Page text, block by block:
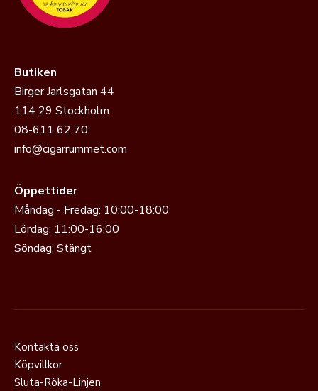
Butiken
Birger Jarlsgatan 44
114 29 Stockholm
08-611 62 70
info@cigarrummet.com
Öppettider
Måndag - Fredag: 10:00-18:00
Lördag: 11:00-16:00
Söndag: Stängt
Kontakta oss
Köpvillkor
Sluta-Röka-Linjen